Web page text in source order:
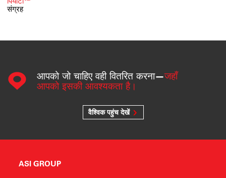
संग्रह
आपको जो चाहिए वही वितरित करना—जहाँ
आपको इसकी आवश्यकता है।
वैश्विक पहुंच देखें
ASI GROUP